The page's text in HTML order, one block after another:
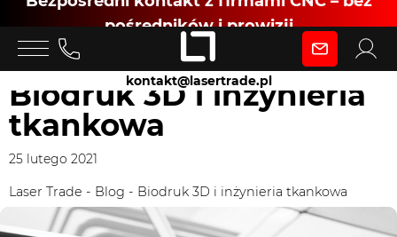
pośredników i prowizji
Zaloguj się
Klient
kontakt@lasertrade.pl
Biodruk 3D i inżynieria
tkankowa
25 lutego 2021
Laser Trade - Blog - Biodruk 3D i inżynieria tkankowa